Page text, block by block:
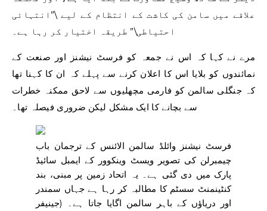
علاقے میں سامن کی کاشت کے انتظام کے لیے \”انتہائی
احتیاطی\” طریقہ اختیار کر رہا ہے۔
مرے نے کہا کہ اس نے جمعہ کو فرسٹ نیشنز اور صنعت کے
نمائندوں کو بلایا اس کا اعلان کرنے سے پہلے کہ ان کا کہنا تھا
کہ جنگلی سالمن کو فارمی مچھلیوں سے لاحق ممکنہ خطرات
سے بچانے کا ایک مشکل لیکن ضروری فیصلہ تھا۔
فرسٹ نیشنز وائلڈ سالمن الائنس کے ترجمان باب
چیمبرلن کی تصویر ویسٹ وینکوور کے ایمبل سائیڈ
پارک میں دی گئی ہے۔ یہ اتحاد زمین پر مبنی، بند
کنٹینمنٹ سسٹم کا مطالبہ کر رہا ہے جہاں سمندر
اور دریاؤں کے باہر سالمن اگایا جاتا ہے۔
(جینیفر